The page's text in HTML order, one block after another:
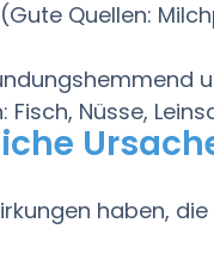
Quellen:
Nüsse,
haben,